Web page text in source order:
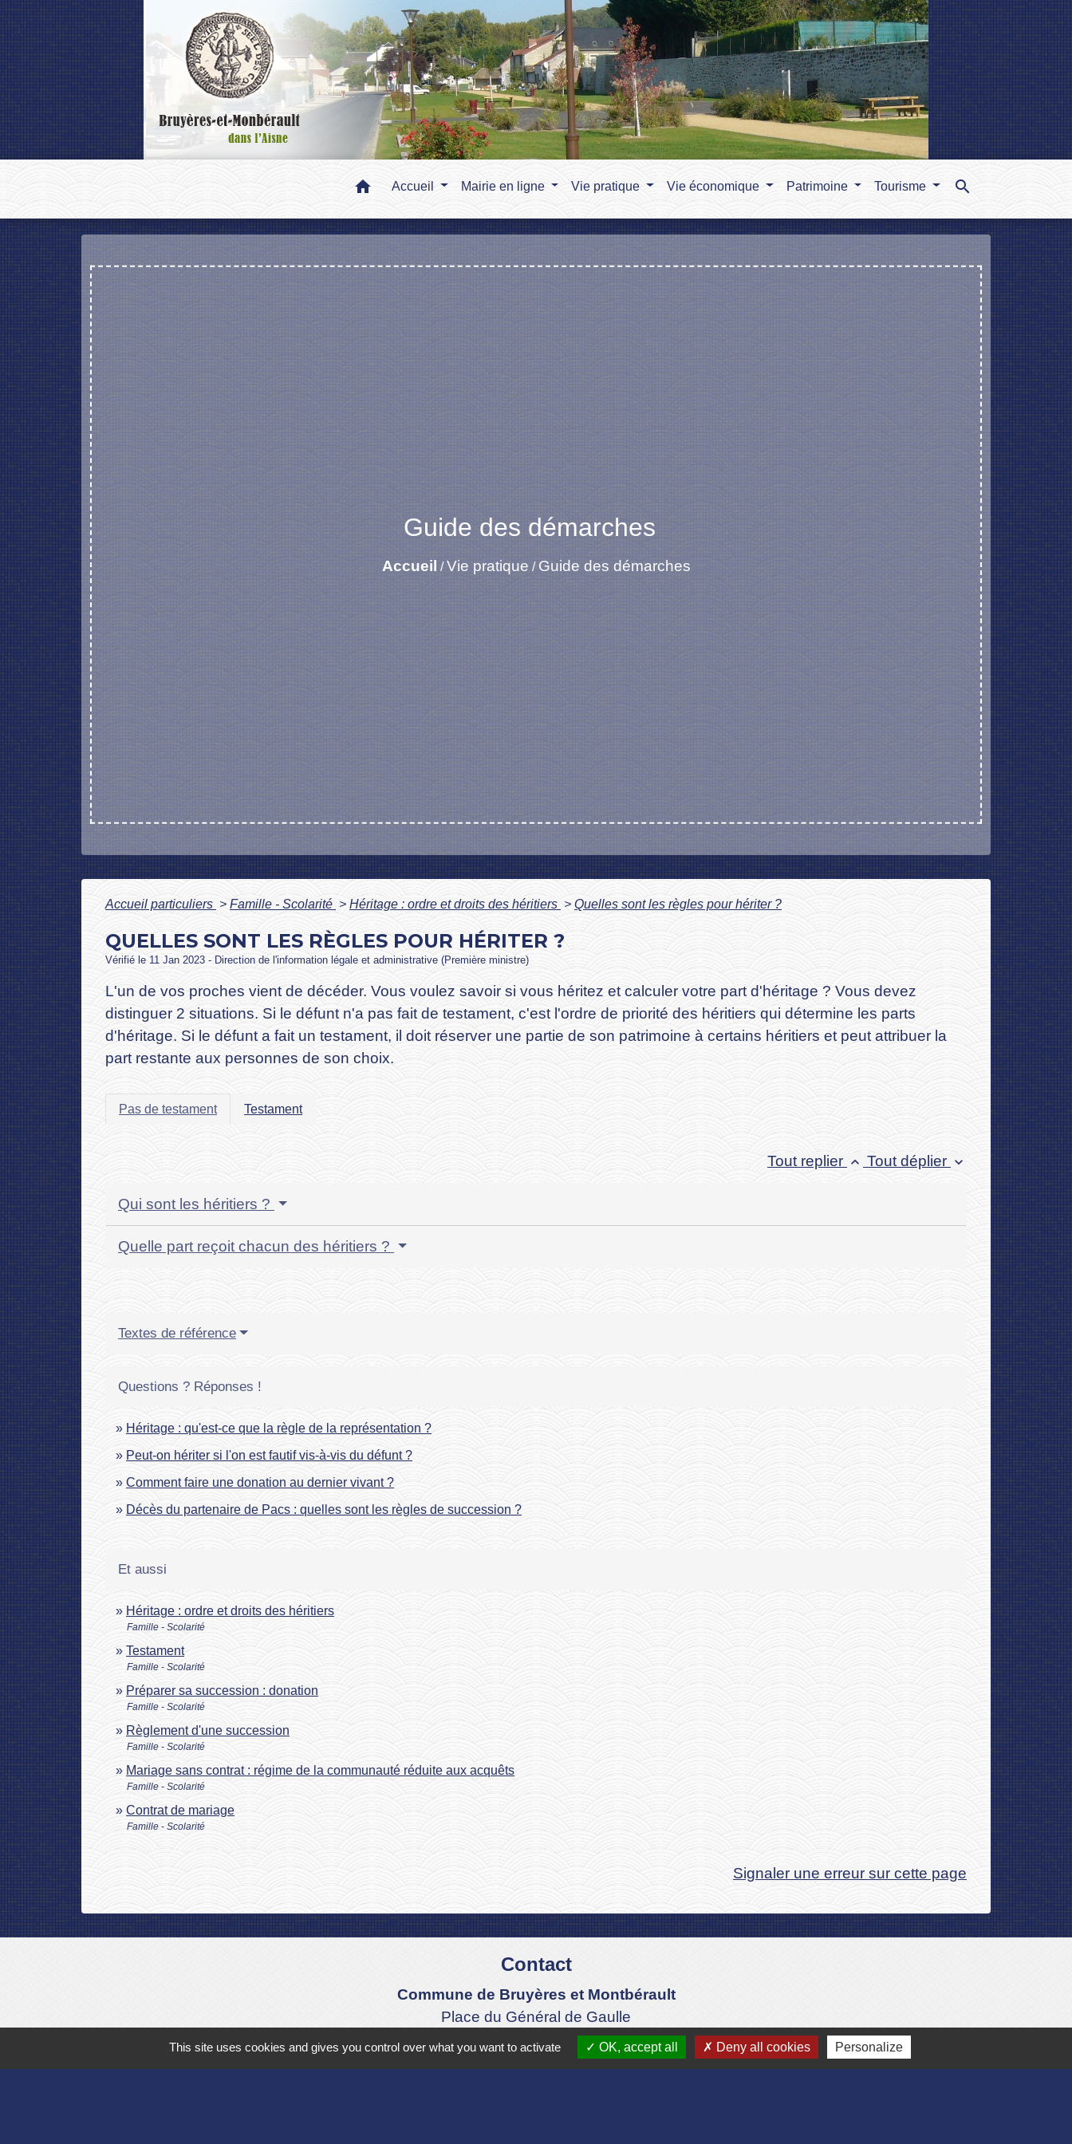
home Accueil Mairie en ligne Vie pratique Vie économique Patrimoine Tourisme search
Guide des démarches
Accueil /Vie pratique / Guide des démarches
Accueil particuliers > Famille - Scolarité > Héritage : ordre et droits des héritiers > Quelles sont les règles pour hériter ?
QUELLES SONT LES RÈGLES POUR HÉRITER ?
Vérifié le 11 Jan 2023 - Direction de l'information légale et administrative (Première ministre)
L'un de vos proches vient de décéder. Vous voulez savoir si vous héritez et calculer votre part d'héritage ? Vous devez
distinguer 2 situations. Si le défunt n'a pas fait de testament, c'est l'ordre de priorité des héritiers qui détermine les parts
d'héritage. Si le défunt a fait un testament, il doit réserver une partie de son patrimoine à certains héritiers et peut attribuer la
part restante aux personnes de son choix.
Pas de testament Testament
Tout replier keyboard_arrow_up Tout déplier keyboard_arrow_down
Qui sont les héritiers ?
Quelle part reçoit chacun des héritiers ?
Textes de référence
Questions ? Réponses !
Héritage : qu'est-ce que la règle de la représentation ?
Peut-on hériter si l'on est fautif vis-à-vis du défunt ?
Comment faire une donation au dernier vivant ?
Décès du partenaire de Pacs : quelles sont les règles de succession ?
Et aussi
Héritage : ordre et droits des héritiers
Famille - Scolarité
Testament
Famille - Scolarité
Préparer sa succession : donation
Famille - Scolarité
Règlement d'une succession
Famille - Scolarité
Mariage sans contrat : régime de la communauté réduite aux acquêts
Famille - Scolarité
Contrat de mariage
Famille - Scolarité
Signaler une erreur sur cette page
Contact
Commune de Bruyères et Montbérault
Place du Général de Gaulle
02860 Bruyères-et-Montbérault - FRANCE
+33 3 23 24 74 77
This site uses cookies and gives you control over what you want to activate OK, accept all Deny all cookies Personalize